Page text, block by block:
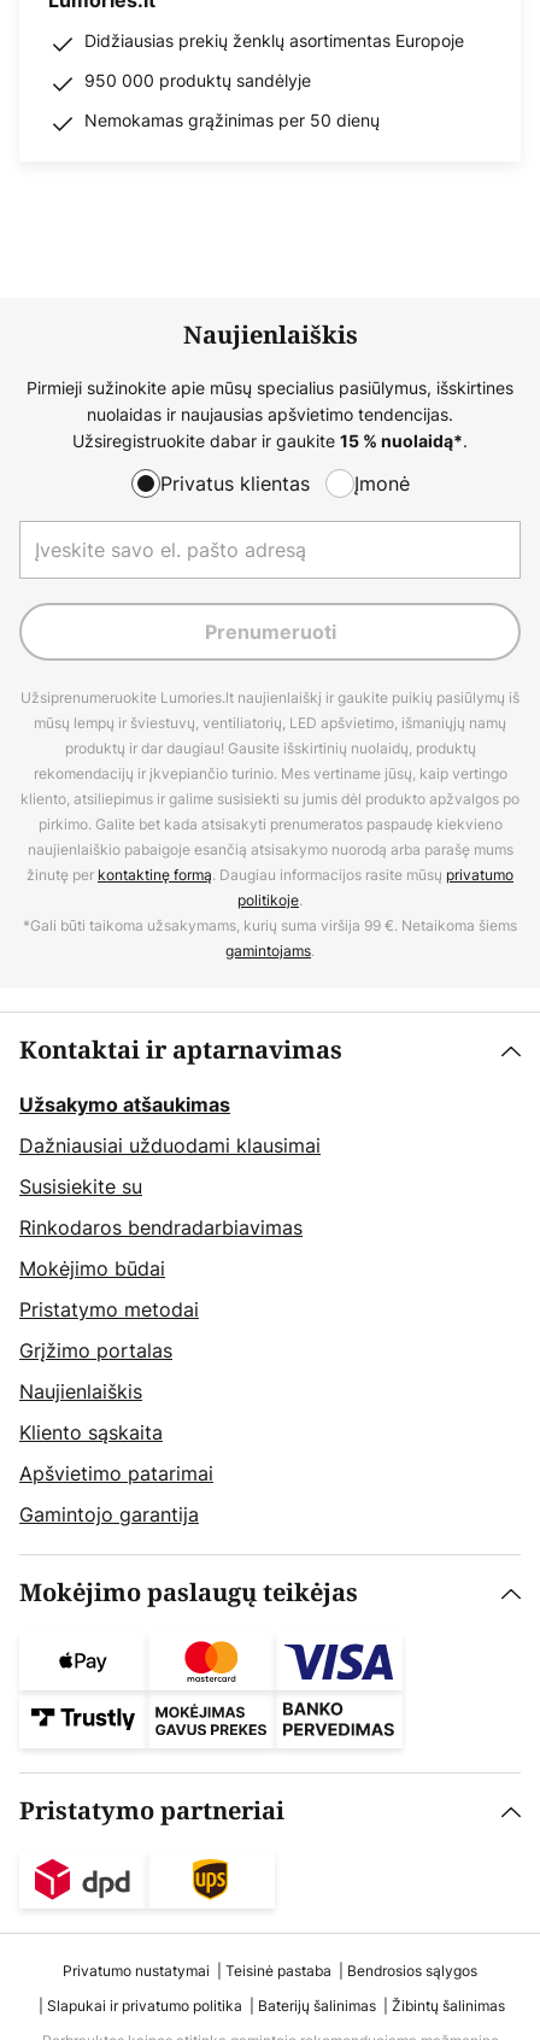
Didžiausias prekių ženklų asortimentas Europoje
950 000 produktų sandėlyje
Nemokamas grąžinimas per 50 dienų
Naujienlaiškis
Pirmieji sužinokite apie mūsų specialius pasiūlymus, išskirtines
nuolaidas ir naujausias apšvietimo tendencijas.
Užsiregistruokite dabar ir gaukite 15 % nuolaidą*.
Privatus klientas Įmonė
Prenumeruoti
Užsiprenumeruokite Lumories.lt naujienlaiškį ir gaukite puikių pasiūlymų iš
mūsų lempų ir šviestuvų, ventiliatorių, LED apšvietimo, išmaniųjų namų
produktų ir dar daugiau! Gausite išskirtinių nuolaidų, produktų
rekomendacijų ir įkvepiančio turinio. Mes vertiname jūsų, kaip vertingo
kliento, atsiliepimus ir galime susisiekti su jumis dėl produkto apžvalgos po
pirkimo. Galite bet kada atsisakyti prenumeratos paspaudę kiekvieno
naujienlaiškio pabaigoje esančią atsisakymo nuorodą arba parašę mums
žinutę per kontaktinę formą. Daugiau informacijos rasite mūsų privatumo
politikoje.
*Gali būti taikoma užsakymams, kurių suma viršija 99 €. Netaikoma šiems
gamintojams.
Kontaktai ir aptarnavimas
Užsakymo atšaukimas
Dažniausiai užduodami klausimai
Susisiekite su
Rinkodaros bendradarbiavimas
Mokėjimo būdai
Pristatymo metodai
Grįžimo portalas
Naujienlaiškis
Kliento sąskaita
Apšvietimo patarimai
Gamintojo garantija
Mokėjimo paslaugų teikėjas
Pristatymo partneriai
Privatumo nustatymai Teisinė pastaba
Bendrosios sąlygos
Slapukai ir privatumo politika
Baterijų šalinimas
Žibintų šalinimas